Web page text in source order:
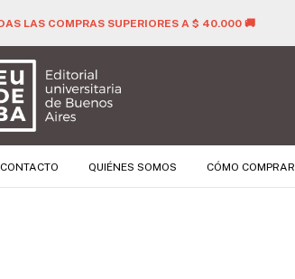
LAS COMPRAS SUPERIORES A $ 40.000 🚚
CONTACTO QUIÉNES SOMOS CÓMO COMPRAR